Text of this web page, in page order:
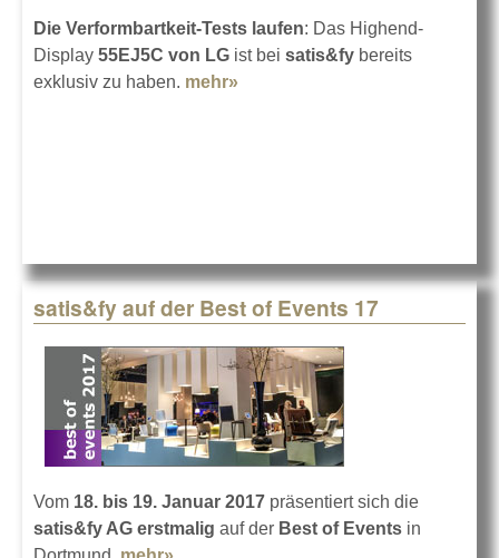
Die Verformbartkeit-Tests laufen: Das Highend-
Display 55EJ5C von LG ist bei satis&fy bereits
exklusiv zu haben. mehr»
satis&fy auf der Best of Events 17
Vom 18. bis 19. Januar 2017 präsentiert sich die
satis&fy AG erstmalig auf der Best of Events in